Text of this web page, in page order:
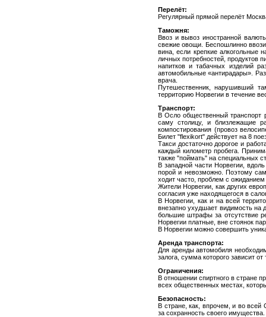
Перелёт:
Регулярный прямой перелёт
Таможня:
Ввоз и вывоз иностранной
свежие овощи. Беспошлинно
вина, если крепкие алкогольные
личных потребностей, продуктов
напитков и табачных изделий
автомобильные «антирадары».
врача.
Путешественник, нарушивший
территорию Норвегии в течение
Транспорт:
В Осло общественный транспорт
саму столицу, и близлежащие
компостирования (провоз
Билет "flexikort" действует на 8
Такси достаточно дорогое и
каждый километр пробега.
также "поймать" на специальных
В западной части Норвегии,
порой и невозможно. Поэтому
ходит часто, проблем с
Жители Норвегии, как других
согласия уже находящегося в
В Норвегии, как и на всей
внезапно ухудшает видимость на
большие штрафы за отсутствие
Норвегии платные, вне стоянок
В Норвегии можно совершить
Аренда транспорта:
Для аренды автомобиля
залога, сумма которого зависит
Ограничения:
В отношении спиртного в стране
всех общественных местах,
Безопасность:
В стране, как, впрочем, и во всей
за сохранность своего имущества.